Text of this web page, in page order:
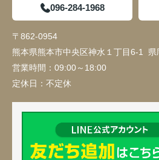
096-284-1968
〒862-0954
熊本県熊本市中央区神水１丁目6-1 県
営業時間： 09:00～18:00
定休日： 不定休